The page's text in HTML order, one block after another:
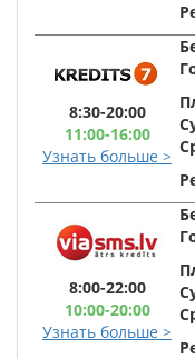
8:30-20:00
11:00-16:00
Узнать больше >
8:00-22:00
10:00-20:00
Узнать больше >